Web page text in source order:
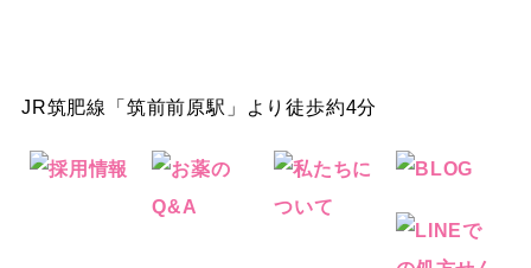
JR筑肥線「筑前前原駅」より徒歩約4分